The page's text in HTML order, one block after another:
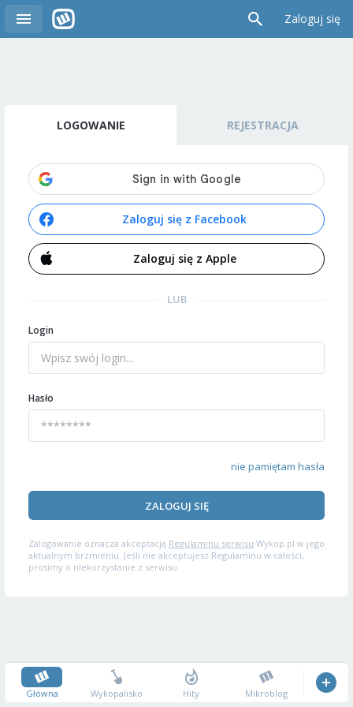
Zaloguj się
LOGOWANIE REJESTRACJA
Zaloguj się z Facebook
Zaloguj się z Apple
LUB
Login
Hasło
nie pamiętam hasła
ZALOGUJ SIĘ
Zalogowanie oznacza akceptację Regulaminu serwisu Wykop.pl w jego
aktualnym brzmieniu. Jeśli nie akceptujesz Regulaminu w całości,
prosimy o niekorzystanie z serwisu.
Główna Wykopalisko Hity Mikroblog